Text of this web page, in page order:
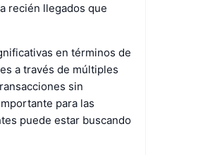
recién llegados que
en términos de
a través de múltiples
sin
para las
puede estar buscando